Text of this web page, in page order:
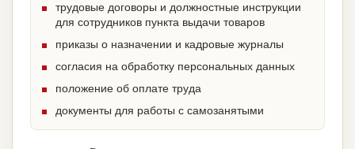
трудовые договоры и должностные инструкции
для сотрудников пункта выдачи товаров
приказы о назначении и кадровые журналы
согласия на обработку персональных данных
положение об оплате труда
документы для работы с самозанятыми